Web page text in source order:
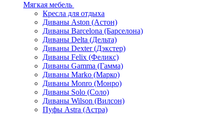
Мягкая мебель
Кресла для отдыха
Диваны Aston (Астон)
Диваны Barcelona (Барселона)
Диваны Delta (Дельта)
Диваны Dexter (Дэкстер)
Диваны Felix (Феликс)
Диваны Gamma (Гамма)
Диваны Marko (Марко)
Диваны Monro (Монро)
Диваны Solo (Соло)
Диваны Wilson (Вилсон)
Пуфы Astra (Астра)